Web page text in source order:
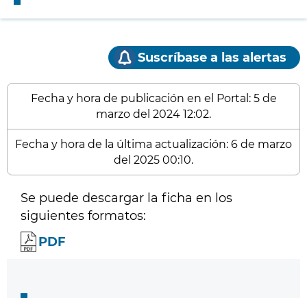
Suscríbase a las alertas
Fecha y hora de publicación en el Portal: 5 de
marzo del 2024 12:02.
Fecha y hora de la última actualización: 6 de marzo
del 2025 00:10.
Se puede descargar la ficha en los
siguientes formatos:
PDF